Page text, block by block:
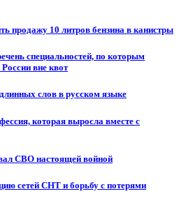
продажу 10 литров бензина в канистры
специальностей, по которым
вне квот
слов в русском языке
которая выросла вместе с
СВО настоящей войной
сетей СНТ и борьбу с потерями